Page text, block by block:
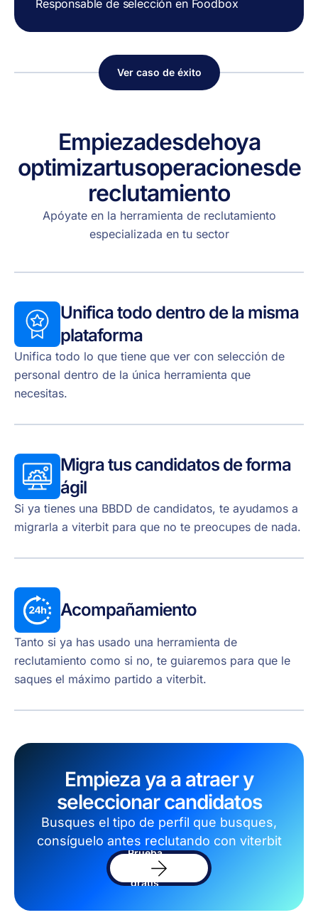
Responsable de selección en Foodbox
Ver caso de éxito
Empiezadesdehoya
optimizartusoperacionesde
reclutamiento
Apóyate en la herramienta de reclutamiento
especializada en tu sector
Unifica todo dentro de la misma
plataforma
Unifica todo lo que tiene que ver con selección de
personal dentro de la única herramienta que
necesitas.
Migra tus candidatos de forma
ágil
Si ya tienes una BBDD de candidatos, te ayudamos a
migrarla a viterbit para que no te preocupes de nada.
Acompañamiento
Tanto si ya has usado una herramienta de
reclutamiento como si no, te guiaremos para que le
saques el máximo partido a viterbit.
Empieza ya a atraer y
seleccionar candidatos
Busques el tipo de perfil que busques,
consíguelo antes reclutando con viterbit
Prueba
software
gratis